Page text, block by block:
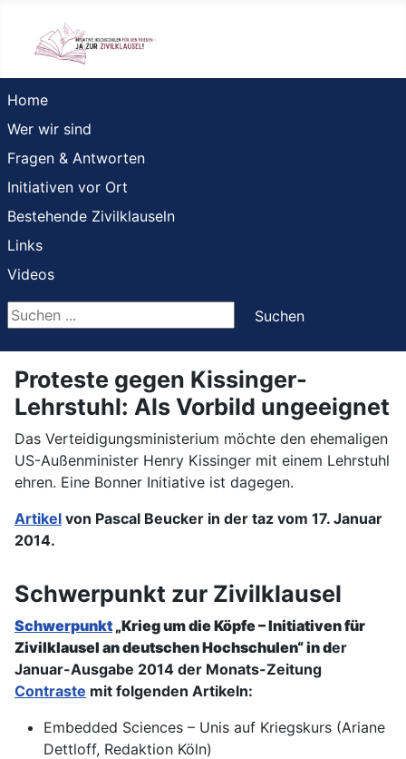
Home
Wer wir sind
Fragen & Antworten
Initiativen vor Ort
Bestehende Zivilklauseln
Links
Videos
Suchen ...
Suchen
Proteste gegen Kissinger-
Lehrstuhl: Als Vorbild ungeeignet
Das Verteidigungsministerium möchte den ehemaligen
US-Außenminister Henry Kissinger mit einem Lehrstuhl
ehren. Eine Bonner Initiative ist dagegen.
Artikel von Pascal Beucker in der taz vom 17. Januar
2014.
Schwerpunkt zur Zivilklausel
Schwerpunkt „Krieg um die Köpfe– Initiativen für
Zivilklausel an deutschen Hochschulen“ in der
Januar-Ausgabe 2014 der Monats-Zeitung
Contraste mit folgenden Artikeln:
Embedded Sciences – Unis auf Kriegskurs (Ariane
Dettloff, Redaktion Köln)